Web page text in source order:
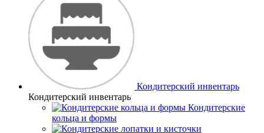
Кондитерский инвентарь
Кондитерский инвентарь
Кондитерские
кольца и формы